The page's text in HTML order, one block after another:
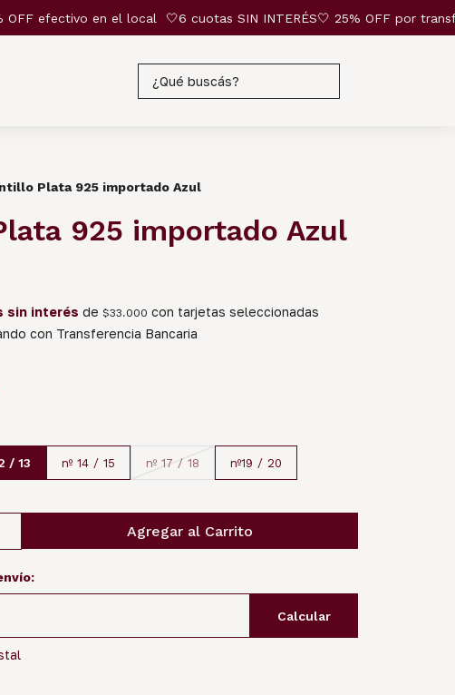
efectivo en el local 🤍6 cuotas SIN INTERÉS🤍 25% OFF por
Plata 925 importado Azul
925 importado Azul
sin interés de $33.000 con tarjetas seleccionadas
con Transferencia Bancaria
/ 13 nº 14 / 15 nº 17 / 18 nº19 / 20
Agregar al Carrito
Calcular